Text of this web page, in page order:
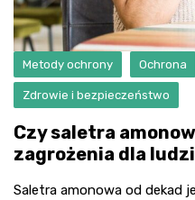
Metody ochrony Ochrona
Zdrowie i bezpieczeństwo
Czy saletra
zagrożenia dla
Saletra amonowa od dekad